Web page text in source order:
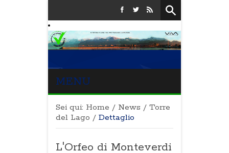
MENU
Sei qui: Home / News / Torre
del Lago / Dettaglio
L'Orfeo di Monteverdi